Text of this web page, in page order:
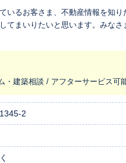
いるお客さま、不動産情報を知
まいりたいと思います。みなさ
・建築相談 / アフターサービス可
2